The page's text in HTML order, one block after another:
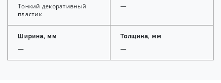
Тонкий декоративный
пластик
—
Ширина, мм
—
Толщина, мм
—